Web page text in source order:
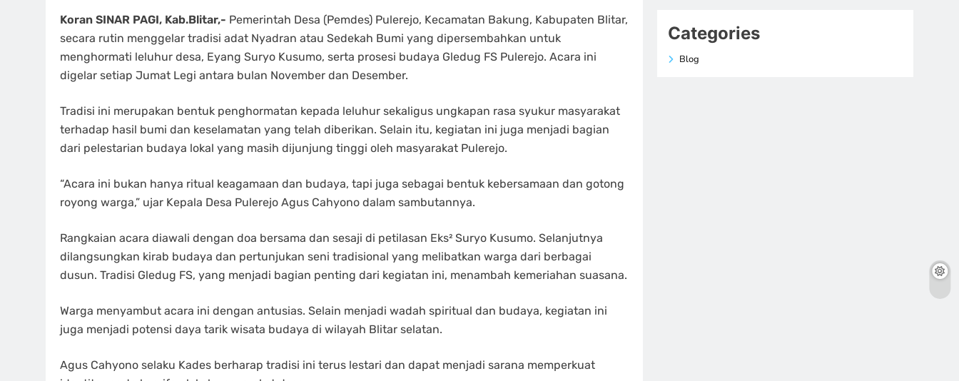
Koran SINAR PAGI, Kab.Blitar,- Pemerintah Desa (Pemdes) Pulerejo, Kecamatan Bakung, Kabupaten Blitar,
secara rutin menggelar tradisi adat Nyadran atau Sedekah Bumi yang dipersembahkan untuk
menghormati leluhur desa, Eyang Suryo Kusumo, serta prosesi budaya Gledug FS Pulerejo. Acara ini
digelar setiap Jumat Legi antara bulan November dan Desember.
Tradisi ini merupakan bentuk penghormatan kepada leluhur sekaligus ungkapan rasa syukur masyarakat
terhadap hasil bumi dan keselamatan yang telah diberikan. Selain itu, kegiatan ini juga menjadi bagian
dari pelestarian budaya lokal yang masih dijunjung tinggi oleh masyarakat Pulerejo.
“Acara ini bukan hanya ritual keagamaan dan budaya, tapi juga sebagai bentuk kebersamaan dan gotong
royong warga,” ujar Kepala Desa Pulerejo Agus Cahyono dalam sambutannya.
Rangkaian acara diawali dengan doa bersama dan sesaji di petilasan Eks² Suryo Kusumo. Selanjutnya
dilangsungkan kirab budaya dan pertunjukan seni tradisional yang melibatkan warga dari berbagai
dusun. Tradisi Gledug FS, yang menjadi bagian penting dari kegiatan ini, menambah kemeriahan suasana.
Warga menyambut acara ini dengan antusias. Selain menjadi wadah spiritual dan budaya, kegiatan ini
juga menjadi potensi daya tarik wisata budaya di wilayah Blitar selatan.
Agus Cahyono selaku Kades berharap tradisi ini terus lestari dan dapat menjadi sarana memperkuat
Categories
Blog